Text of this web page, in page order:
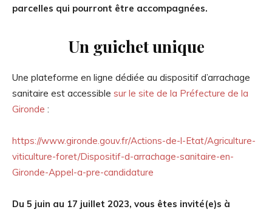
parcelles qui pourront être accompagnées.
Un guichet unique
Une plateforme en ligne dédiée au dispositif d’arrachage
sanitaire est accessible sur le site de la Préfecture de la
Gironde :
https://www.gironde.gouv.fr/Actions-de-l-Etat/Agriculture-
viticulture-foret/Dispositif-d-arrachage-sanitaire-en-
Gironde-Appel-a-pre-candidature
Du 5 juin au 17 juillet 2023, vous êtes invité(e)s à